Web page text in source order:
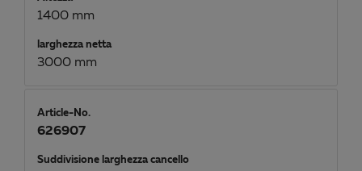
1400 mm
larghezza netta
3000 mm
Article-No.
626907
Suddivisione larghezza cancello